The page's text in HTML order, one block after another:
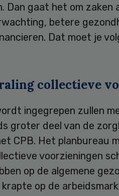
Dan gaat het om zaken
betere
Dat moet je
collectieve
ingegrepen zullen
groter deel van de
CPB. Het planbureau
voorzieningen
op de algemene
op de